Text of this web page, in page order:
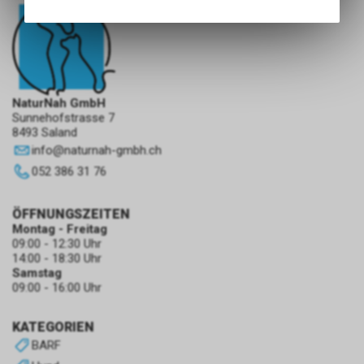
NaturNah GmbH
Sunnehofstrasse 7
8493 Saland
info@naturnah-gmbh.ch
052 386 31 76
KATEGORIEN
BARF
ÖFFNUNGSZEITEN
Montag - Freitag
09:00 - 12:30 Uhr
14:00 - 18:30 Uhr
Samstag
09:00 - 16:00 Uhr